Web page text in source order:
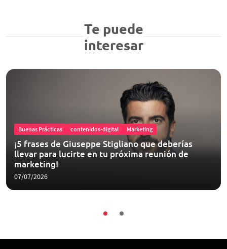
Te puede
interesar
Buenas Prácticas contenidos-digital Marketing
¡5 frases de Giuseppe Stigliano que deberías
llevar para lucirte en tu próxima reunión de
marketing!
07/07/2026